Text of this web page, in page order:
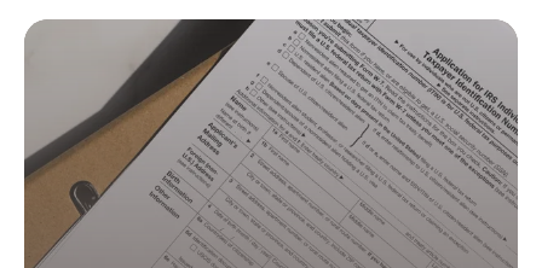
et combien de points ?
17 juillet 2026